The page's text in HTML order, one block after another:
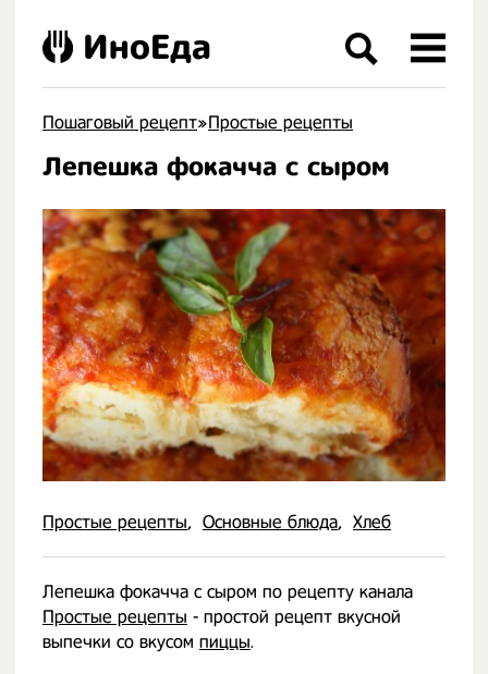
Пошаговый рецепт»Простые рецепты
Лепешка фокачча с сыром
Простые рецепты Основные блюда Хлеб
Лепешка фокачча с сыром по рецепту канала
Простые рецепты - простой рецепт вкусной
выпечки со вкусом пиццы.
ИноЕда